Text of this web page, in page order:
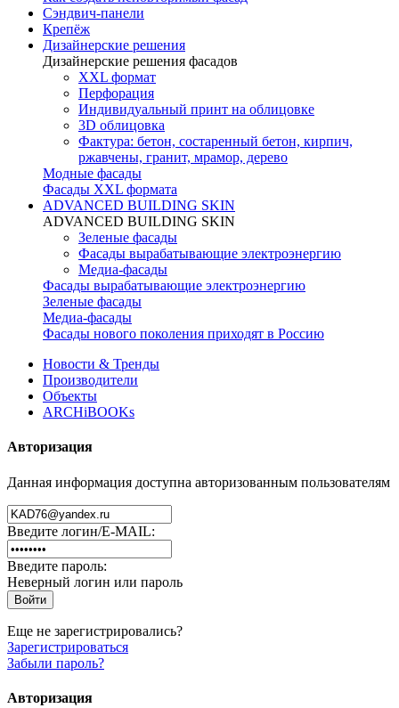
Сэндвич-панели
Крепёж
Дизайнерские решения
Дизайнерские решения фасадов
XXL формат
Перфорация
Индивидуальный принт на облицовке
3D облицовка
Фактура: бетон, состаренный бетон, кирпич,
ржавчены, гранит, мрамор, дерево
Модные фасады
Фасады XXL формата
ADVANCED BUILDING SKIN
ADVANCED BUILDING SKIN
Зеленые фасады
Фасады вырабатывающие электроэнергию
Медиа-фасады
Фасады вырабатывающие электроэнергию
Зеленые фасады
Медиа-фасады
Фасады нового поколения приходят в Россию
Новости & Тренды
Производители
Объекты
ARCHiBOOKs
Авторизация
Данная информация доступна авторизованным пользователям
Введите логин/E-MAIL:
Введите пароль:
Неверный логин или пароль
Еще не зарегистрировались?
Зарегистрироваться
Забыли пароль?
Авторизация